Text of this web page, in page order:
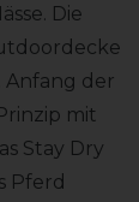
Die
Anfang der
mit
Stay Dry
Pferd